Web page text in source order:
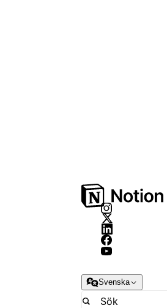
Svenska